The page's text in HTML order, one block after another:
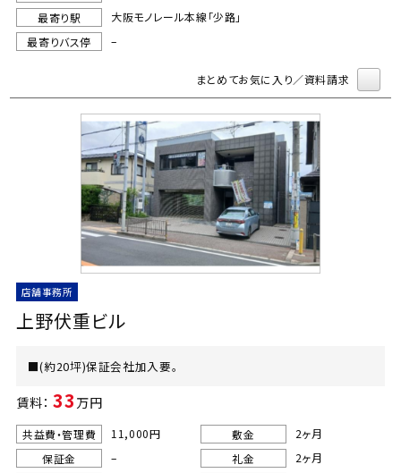
最寄り駅
大阪モノレール本線「少路」
最寄りバス停
–
まとめてお気に入り／資料請求
店舗事務所
上野伏重ビル
■(約20坪)保証会社加入要。
賃料：33 万円
共益費・管理費 11,000円 敷金
2ヶ月
保証金
– 礼金
2ヶ月